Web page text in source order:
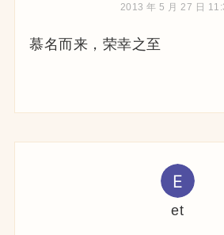
2013 年 5 月 27 日
慕名而来，荣幸之至
et